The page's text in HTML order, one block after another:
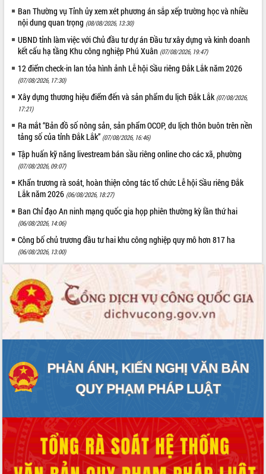
Ban Thường vụ Tỉnh ủy xem xét phương án sắp xếp trường học và nhiều
nội dung quan trọng (08/08/2026, 13:30)
UBND tỉnh làm việc với Chủ đầu tư dự án Đầu tư xây dựng và kinh doanh
kết cấu hạ tầng Khu công nghiệp Phú Xuân (07/08/2026, 19:47)
12 điểm check-in lan tỏa hình ảnh Lễ hội Sầu riêng Đắk Lắk năm 2026
(07/08/2026, 17:30)
Xây dựng thương hiệu điểm đến và sản phẩm du lịch Đắk Lắk (07/08/2026,
17:21)
Ra mắt “Bản đồ số nông sản, sản phẩm OCOP, du lịch thôn buôn trên nền
tảng số của tỉnh Đắk Lắk” (07/08/2026, 16:46)
Tập huấn kỹ năng livestream bán sầu riêng online cho các xã, phường
(07/08/2026, 09:07)
Khẩn trương rà soát, hoàn thiện công tác tổ chức Lễ hội Sầu riêng Đắk
Lắk năm 2026 (06/08/2026, 18:27)
Ban Chỉ đạo An ninh mạng quốc gia họp phiên thường kỳ lần thứ hai
(06/08/2026, 14:06)
Công bố chủ trương đầu tư hai khu công nghiệp quy mô hơn 817 ha
(06/08/2026, 13:00)